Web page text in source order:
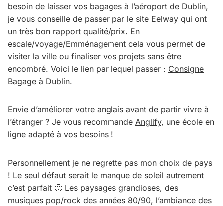
besoin de laisser vos bagages à l’aéroport de Dublin,
je vous conseille de passer par le site Eelway qui ont
un très bon rapport qualité/prix. En
escale/voyage/Emménagement cela vous permet de
visiter la ville ou finaliser vos projets sans être
encombré. Voici le lien par lequel passer : Consigne
Bagage à Dublin.
Envie d’améliorer votre anglais avant de partir vivre à
l’étranger ? Je vous recommande Anglify, une école en
ligne adapté à vos besoins !
Personnellement je ne regrette pas mon choix de pays
! Le seul défaut serait le manque de soleil autrement
c’est parfait 🙂 Les paysages grandioses, des
musiques pop/rock des années 80/90, l’ambiance des